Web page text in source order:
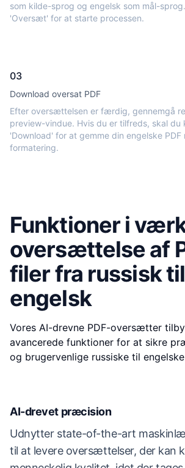
som kilde-sprog og engelsk som mål-
'Oversæt' for at starte processen.
03
Download oversat PDF
Efter oversættelsen er færdig, gennemgå
preview-vindue. Hvis du er tilfreds, skal du
'Download' for at gemme din engelske
formatering.
Funktioner i
oversættelse af
filer fra russisk til
engelsk
Vores AI-drevne PDF-oversætter
avancerede funktioner for at sikre
og brugervenlige russiske til
AI-drevet præcision
Udnytter state-of-the-art
til at levere oversættelser, der kan